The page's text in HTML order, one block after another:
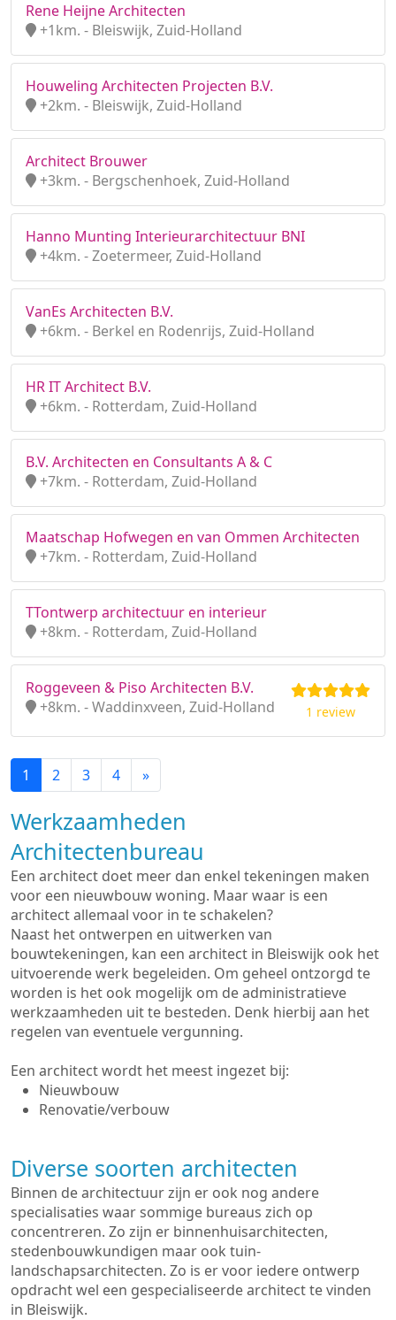
Rene Heijne Architecten
+1km. - Bleiswijk, Zuid-Holland
Houweling Architecten Projecten B.V.
+2km. - Bleiswijk, Zuid-Holland
Architect Brouwer
+3km. - Bergschenhoek, Zuid-Holland
Hanno Munting Interieurarchitectuur BNI
+4km. - Zoetermeer, Zuid-Holland
VanEs Architecten B.V.
+6km. - Berkel en Rodenrijs, Zuid-Holland
HR IT Architect B.V.
+6km. - Rotterdam, Zuid-Holland
B.V. Architecten en Consultants A & C
+7km. - Rotterdam, Zuid-Holland
Maatschap Hofwegen en van Ommen Architecten
+7km. - Rotterdam, Zuid-Holland
TTontwerp architectuur en interieur
+8km. - Rotterdam, Zuid-Holland
Roggeveen & Piso Architecten B.V.
+8km. - Waddinxveen, Zuid-Holland
1 review
1 2 3 4 »
Werkzaamheden
Architectenbureau
Een architect doet meer dan enkel tekeningen maken
voor een nieuwbouw woning. Maar waar is een
architect allemaal voor in te schakelen?
Naast het ontwerpen en uitwerken van
bouwtekeningen, kan een architect in Bleiswijk ook het
uitvoerende werk begeleiden. Om geheel ontzorgd te
worden is het ook mogelijk om de administratieve
werkzaamheden uit te besteden. Denk hierbij aan het
regelen van eventuele vergunning.
Een architect wordt het meest ingezet bij:
Nieuwbouw
Renovatie/verbouw
Diverse soorten architecten
Binnen de architectuur zijn er ook nog andere
specialisaties waar sommige bureaus zich op
concentreren. Zo zijn er binnenhuisarchitecten,
stedenbouwkundigen maar ook tuin-
landschapsarchitecten. Zo is er voor iedere ontwerp
opdracht wel een gespecialiseerde architect te vinden
in Bleiswijk.